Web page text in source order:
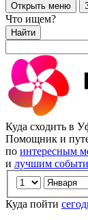
Открыть меню
Что ищем?
Найти
Куда сходить в
Помощник и
по интересным
и лучшим
Куда пойти